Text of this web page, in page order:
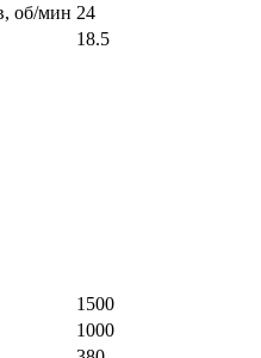
об/мин 24
18.5
1500
1000